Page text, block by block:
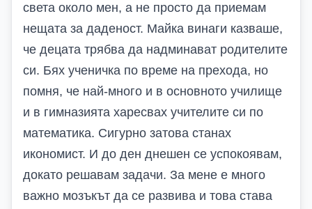
света около мен, а не просто да приемам
нещата за даденост. Майка винаги казваше,
че децата трябва да надминават родителите
си. Бях ученичка по време на прехода, но
помня, че най-много и в основното училище
и в гимназията харесвах учителите си по
математика. Сигурно затова станах
икономист. И до ден днешен се успокоявам,
докато решавам задачи. За мене е много
важно мозъкът да се развива и това става